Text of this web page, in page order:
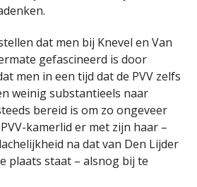
dat men bij Knevel en Van
gefascineerd is door
men in een tijd dat de PVV zelfs
weinig substantieels naar
bereid is om zo ongeveer
kamerlid er met zijn haar –
na dat van Den Lijder
plaats staat – alsnog bij te